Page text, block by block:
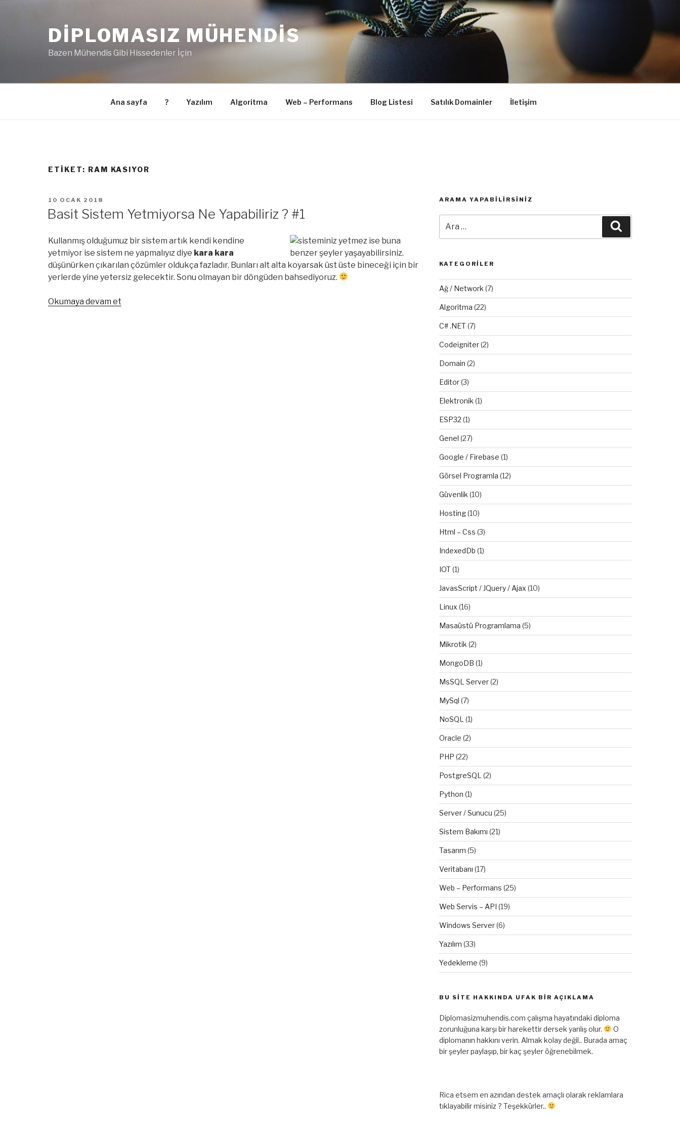
DIPLOMASIZ MÜHENDIS
Bazen Mühendis Gibi Hissedenler İçin
Ana sayfa ? Yazılım Algoritma Web – Performans Blog Listesi Satılık Domainler İletişim
ETIKET: RAM KASIYOR
YAYIM
10 OCAK 2018
Basit Sistem Yetmiyorsa Ne Yapabiliriz ? #1
Kullanmış olduğumuz bir sistem artık kendi kendine
yetmiyor ise sistem ne yapmalıyız diye kara kara
düşünürken çıkarılan çözümler oldukça fazladır. Bunları alt alta koyarsak üst üste bineceği için bir
yerlerde yine yetersiz gelecektir. Sonu olmayan bir döngüden bahsediyoruz.
Okumaya devam et
ARAMA YAPABILIRSINIZ
KATEGORILER
Ağ / Network (7)
Algoritma (22)
C# .NET(7)
Codeigniter(2)
Domain (2)
Editor(3)
Elektronik (1)
ESP32 (1)
Genel (27)
Google / Firebase (1)
Görsel Programla (12)
Güvenlik (10)
Hosting(10)
Html – Css (3)
IndexedDb (1)
IOT(1)
JavasScript / JQuery / Ajax (10)
Linux (16)
Masaüstü Programlama (5)
Mikrotik (2)
MongoDB (1)
MsSQL Server(2)
MySql (7)
NoSQL (1)
Oracle (2)
PHP (22)
PostgreSQL (2)
Python (1)
Server / Sunucu (25)
Sistem Bakımı (21)
Tasarım (5)
Veritabanı (17)
Web – Performans (25)
Web Servis – API (19)
Windows Server(6)
Yazılım (33)
Yedekleme (9)
BU SITE HAKKINDA UFAK BIR AÇIKLAMA
Diplomasizmuhendis.com çalışma hayatındaki diploma
zorunluğuna karşı bir harekettir dersek yanlış olur.
O
diplomanın hakkını verin. Almak kolay değil.. Burada amaç
bir şeyler paylaşıp, bir kaç şeyler öğrenebilmek.
Rica etsem en azından destek amaçlı olarak reklamlara
tıklayabilir misiniz ? Teşekkürler..